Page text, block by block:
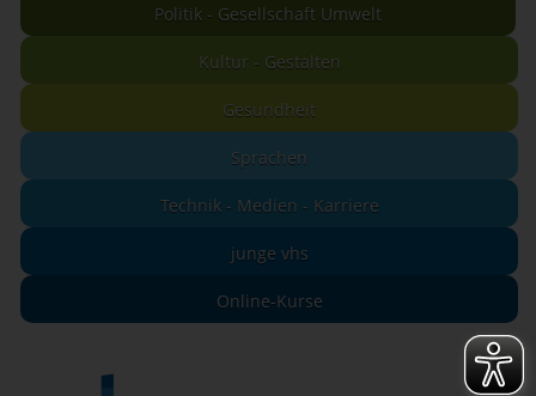
Politik - Gesellschaft Umwelt
Kultur - Gestalten
Gesundheit
Sprachen
Technik - Medien - Karriere
junge vhs
Online-Kurse